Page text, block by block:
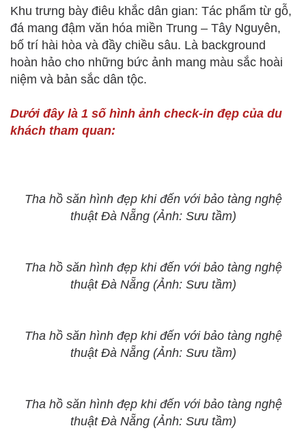
Khu trưng bày điêu khắc dân gian: Tác phẩm từ gỗ,
đá mang đậm văn hóa miền Trung – Tây Nguyên,
bố trí hài hòa và đầy chiều sâu. Là background
hoàn hảo cho những bức ảnh mang màu sắc hoài
niệm và bản sắc dân tộc.
Dưới đây là 1 số hình ảnh check-in đẹp của du
khách tham quan:
Tha hồ săn hình đẹp khi đến với bảo tàng nghệ
thuật Đà Nẵng (Ảnh: Sưu tầm)
Tha hồ săn hình đẹp khi đến với bảo tàng nghệ
thuật Đà Nẵng (Ảnh: Sưu tầm)
Tha hồ săn hình đẹp khi đến với bảo tàng nghệ
thuật Đà Nẵng (Ảnh: Sưu tầm)
Tha hồ săn hình đẹp khi đến với bảo tàng nghệ
thuật Đà Nẵng (Ảnh: Sưu tầm)